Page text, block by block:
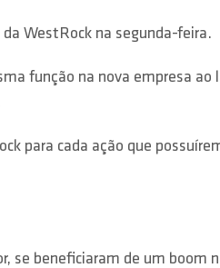
WestRock na segunda-feira.
função na nova empresa
para cada ação que
se beneficiaram de um boom